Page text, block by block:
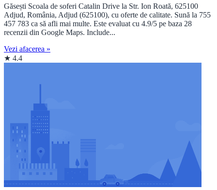
Găsești Scoala de soferi Catalin Drive la Str. Ion Roată, 625100
Adjud, România, Adjud (625100), cu oferte de calitate. Sună la 755
457 783 ca să afli mai multe. Este evaluat cu 4.9/5 pe baza 28
recenzii din Google Maps. Include...
Vezi afacerea »
★ 4.4